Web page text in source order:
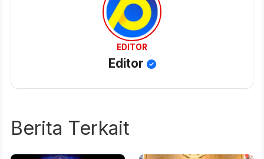
EDITOR
Editor
Berita Terkait